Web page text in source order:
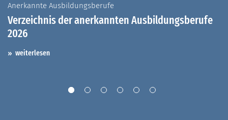
Anerkannte Ausbildungsberufe
Verzeichnis der anerkannten Ausbildungsberufe
2026
weiterlesen